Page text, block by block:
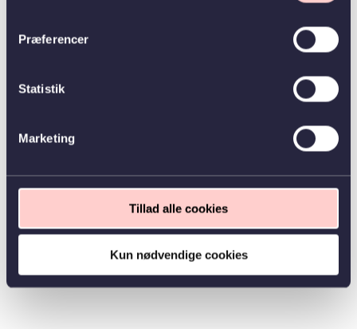
Præferencer
Statistik
Marketing
Tillad alle cookies
Kun nødvendige cookies